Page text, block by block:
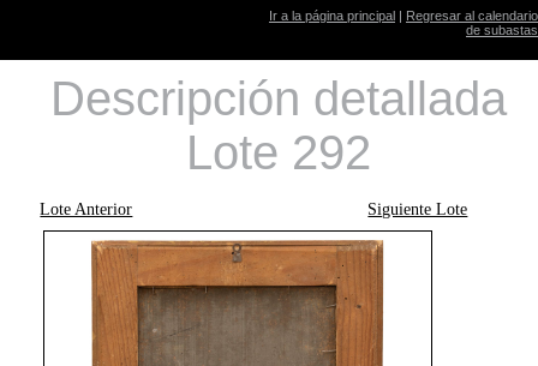
Ir a la página principal | Regresar al calendario
de subastas
Descripción detallada
Lote 292
Lote Anterior Siguiente Lote